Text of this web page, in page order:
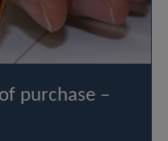
purchase –